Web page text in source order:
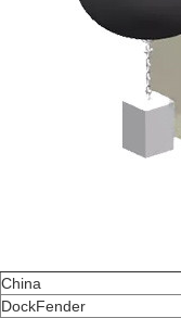
China
DockFender